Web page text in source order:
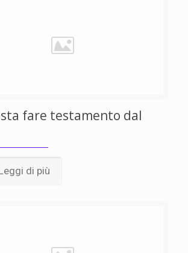
fare testamento dal
di più